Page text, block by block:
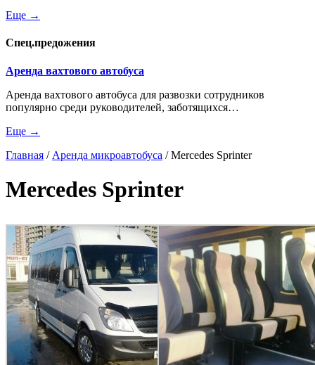
Еще →
Спец.предожения
Аренда вахтового автобуса
Аренда вахтового автобуса для развозки сотрудников
популярно среди руководителей, заботящихся…
Еще →
Главная / Аренда микроавтобуса /Mercedes Sprinter
Mercedes Sprinter